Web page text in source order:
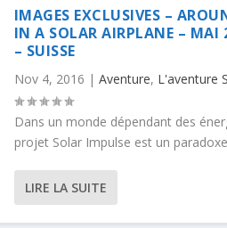
IMAGES EXCLUSIVES –
IN A SOLAR AIRPLANE – MAI
– SUISSE
Nov 4, 2016 | Aventure, L'aventure
Dans un monde dépendant des
projet Solar Impulse est un
LIRE LA SUITE